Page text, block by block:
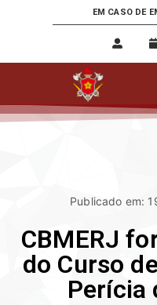
EM CASO DE
Publicado em:
CBMERJ
do Curso
Perícia